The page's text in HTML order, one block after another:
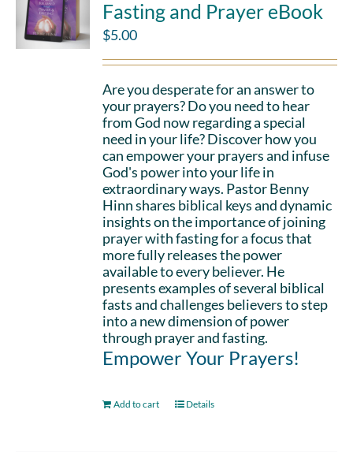
Fasting and Prayer eBook
$5.00
Are you desperate for an answer to
your prayers? Do you need to hear
from God now regarding a special
need in your life? Discover how you
can empower your prayers and infuse
God's power into your life in
extraordinary ways. Pastor Benny
Hinn shares biblical keys and dynamic
insights on the importance of joining
prayer with fasting for a focus that
more fully releases the power
available to every believer. He
presents examples of several biblical
fasts and challenges believers to step
into a new dimension of power
through prayer and fasting.
Empower Your Prayers!
Add to cart Details